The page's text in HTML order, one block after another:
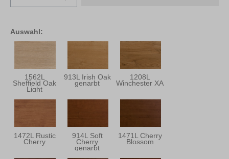
Auswahl:
1562L
Sheffield Oak
Light
913L Irish Oak
genarbt
1208L
Winchester XA
1472L Rustic
Cherry
914L Soft
Cherry
genarbt
1471L Cherry
Blossom